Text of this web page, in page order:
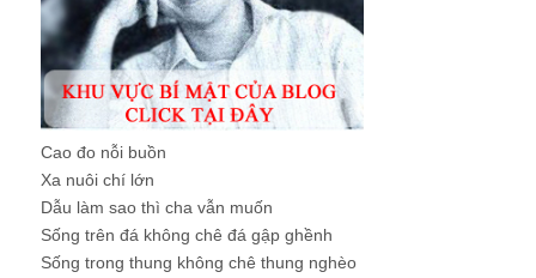
Cao đo nỗi buồn
Xa nuôi chí lớn
Dẫu làm sao thì cha vẫn muốn
Sống trên đá không chê đá gập ghềnh
Sống trong thung không chê thung nghèo